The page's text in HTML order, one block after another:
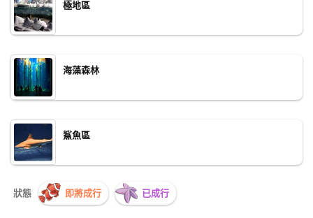
極地區
海藻森林
鯊魚區
狀態 即將成行 已成行